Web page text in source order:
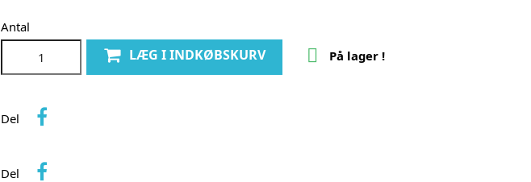
Antal
LÆG I INDKØBSKURV  På lager !
Del
Del